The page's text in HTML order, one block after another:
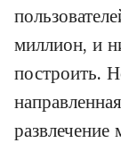
миллион, и
построить.
развлечение